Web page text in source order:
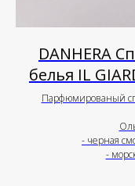
DANHERA
белья IL
Парфюмированый
- черная
-